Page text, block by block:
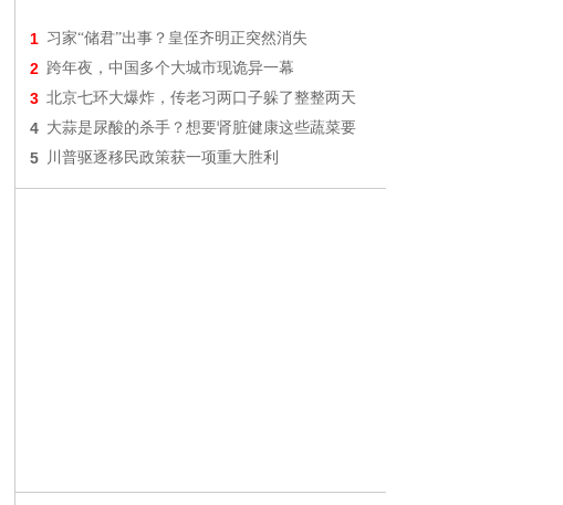
1 习家“储君”出事？皇侄齐明正突然消失
2 跨年夜，中国多个大城市现诡异一幕
3 北京七环大爆炸，传老习两口子躲了整整两天
4 大蒜是尿酸的杀手？想要肾脏健康这些蔬菜要
5 川普驱逐移民政策获一项重大胜利